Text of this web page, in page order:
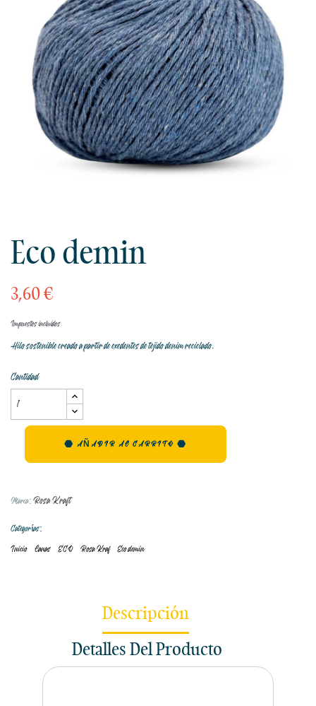
Eco demin
3,60 €
Impuestos incluidos
Hilo sostenible creado a partir de exedentes de tejido denim reciclado.
Cantidad
AÑADIR AL CARRITO
Marca: Rosa Kraft
Categorías:
Inicio Lanas ECO Rosa Kraf Eco demin
Descripción
Detalles Del Producto